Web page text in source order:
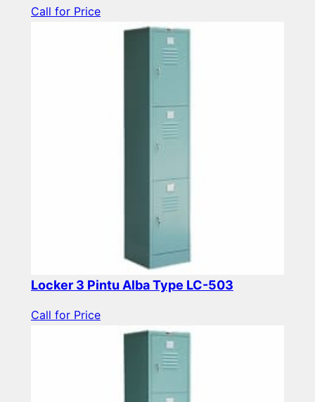
Call for Price
Locker 3 Pintu Alba Type LC-503
Call for Price